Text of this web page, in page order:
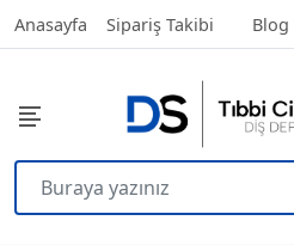
Anasayfa Sipariş Takibi Blog